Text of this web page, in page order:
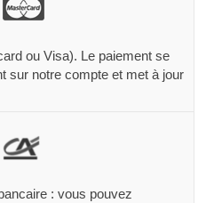
ou Visa). Le paiement se
sur notre compte et met à jour
: vous pouvez